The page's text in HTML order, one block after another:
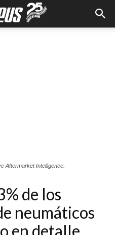
Aftermarket Intelligence.
de los
neumáticos
en detalle